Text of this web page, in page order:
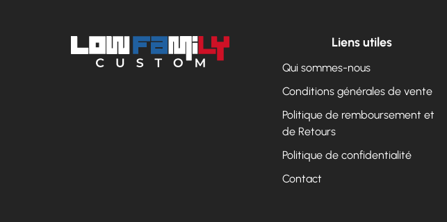
Liens utiles
Qui sommes-nous
Conditions générales de vente
Politique de remboursement et
de Retours
Politique de confidentialité
Contact